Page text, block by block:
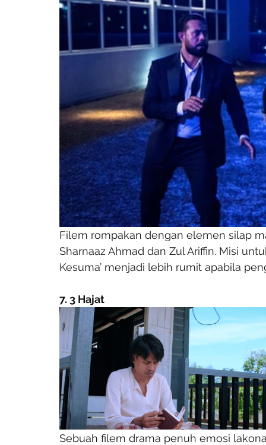
Filem rompakan dengan elemen silap
Sharnaaz Ahmad dan Zul Ariffin. Misi
Kesuma’ menjadi lebih rumit apabila
7. 3 Hajat
Sebuah filem drama penuh emosi